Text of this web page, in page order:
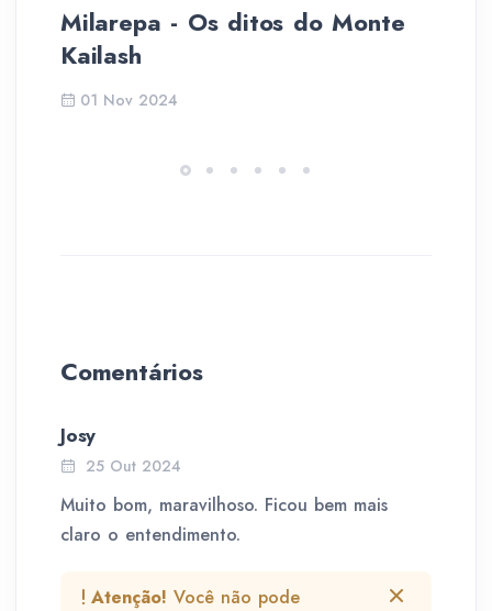
Milarepa - Os ditos do Monte
Kailash
01 Nov 2024
Comentários
Josy
25 Out 2024
Muito bom, maravilhoso. Ficou bem mais
claro o entendimento.
Atenção! Você não pode